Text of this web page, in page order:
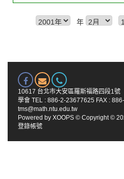
年
10617 台北市大安區羅斯福路四段1
學會 TEL : 886-2-23677625 FAX :
tms@math.ntu.edu.tw
Powered by XOOPS © Copyright ©
登錄帳號